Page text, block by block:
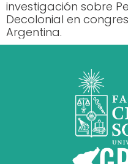
investigación sobre
Decolonial en
Argentina.